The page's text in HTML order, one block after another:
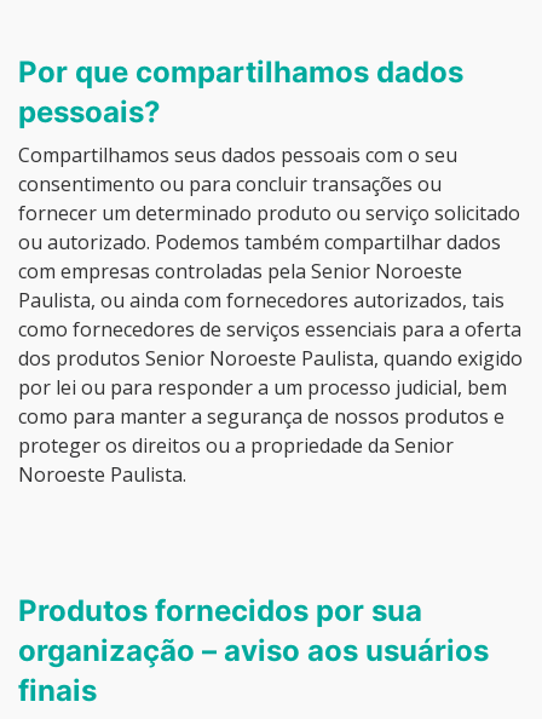
Por que compartilhamos dados
pessoais?
Compartilhamos seus dados pessoais com o seu
consentimento ou para concluir transações ou
fornecer um determinado produto ou serviço solicitado
ou autorizado. Podemos também compartilhar dados
com empresas controladas pela Senior Noroeste
Paulista, ou ainda com fornecedores autorizados, tais
como fornecedores de serviços essenciais para a oferta
dos produtos Senior Noroeste Paulista, quando exigido
por lei ou para responder a um processo judicial, bem
como para manter a segurança de nossos produtos e
proteger os direitos ou a propriedade da Senior
Noroeste Paulista.
Produtos fornecidos por sua
organização – aviso aos usuários
finais